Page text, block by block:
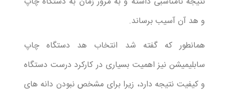
و هد آن آسیب برساند.
همانطور که گفته شد انتخاب هد دستگاه چاپ
سابلیمیشن نیز اهمیت بسیاری در کارکرد درست دستگاه
و کیفیت نتیجه دارد، زیرا برای مشخص نبودن دانه های